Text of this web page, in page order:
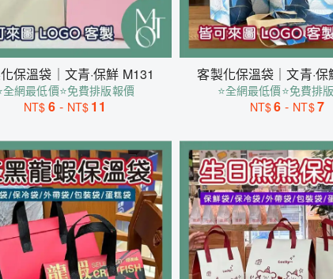
保溫袋｜文青·保鮮 M131
全網最低價⭐免費排版報價
NT$ 6 - NT$ 11
客製化保溫袋｜文青·保
⭐全網最低價⭐免費排
NT$6 - NT$7